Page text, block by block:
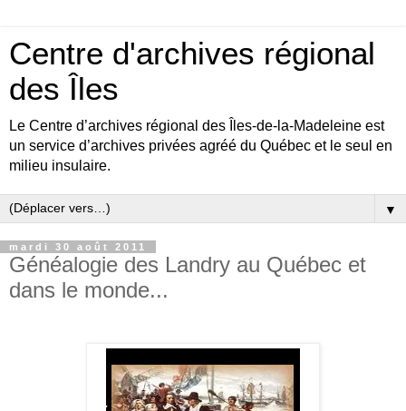
Centre d'archives régional
des Îles
Le Centre d’archives régional des Îles-de-la-Madeleine est
un service d’archives privées agréé du Québec et le seul en
milieu insulaire.
▼
mardi 30 août 2011
Généalogie des Landry au Québec et
dans le monde...